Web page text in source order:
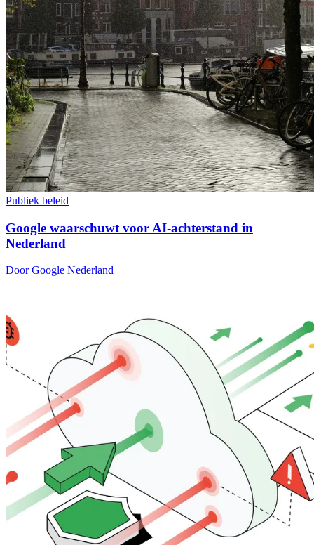
Publiek beleid
Google waarschuwt voor AI-achterstand in
Nederland
Door Google Nederland